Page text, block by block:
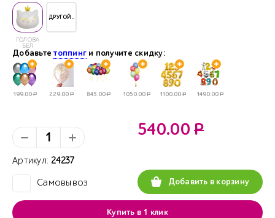
ГОЛОВА
БЕЛ
ДРУГОЙ..
Добавьтетоппинг и получите скидку:
199.00Р 229.00Р 845.00Р 1050.00Р 1100.00Р 1490.00Р
Артикул: 24237
Самовывоз
540.00 Р
Добавить в корзину
Купить в 1 клик